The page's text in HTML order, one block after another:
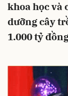
khoa học và
dưỡng cây
1.000 tỷ